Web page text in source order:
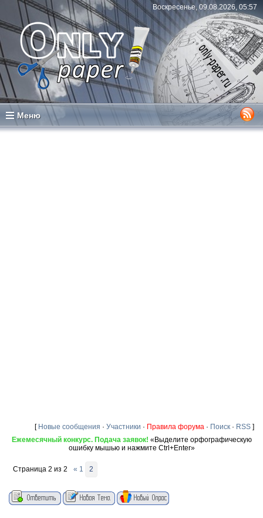
Воскресенье, 09.08.2026, 05:57
Меню
[ Новые сообщения · Участники · Правила форума · Поиск · RSS ]
Ежемесячный конкурс. Подача заявок! «Выделите орфографическую
ошибку мышью и нажмите Ctrl+Enter»
Страница 2 из 2 « 1 2